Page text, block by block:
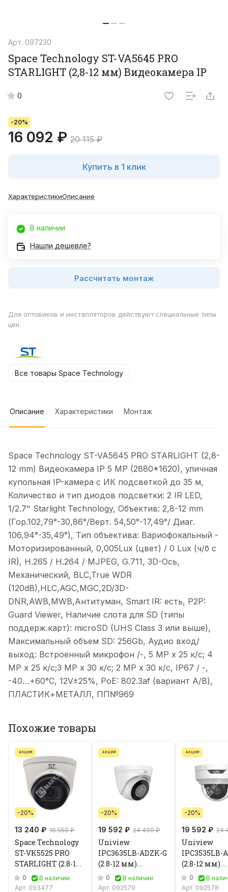
Арт. 097230
Space Technology ST-VA5645 PRO
STARLIGHT (2,8-12 мм) Видеокамера IP
0
-20%
16 092 ₽ 20 115 ₽
Купить в 1 клик
ХарактеристикиОписание
В наличии
Нашли дешевле?
Рассчитать монтаж
Для оптовиков и инсталляторов действуют специальные типы
цен.
Все товары Space Technology
Описание Характеристики Монтаж
Space Technology ST-VA5645 PRO STARLIGHT (2,8-
12 mm) Видеокамера IP 5 MP (2880*1620), уличная
купольная IP-камера с ИК подсветкой до 35 м,
Количество и тип диодов подсветки: 2 IR LED,
1/2.7" Starlight Technology, Объектив: 2,8-12 mm
(Гор.102,79°-30,86°/Верт. 54,50°-17,49°/ Диаг.
106,94°-35,49°), Тип объектива: Вариофокальный -
Моторизированный, 0,005Lux (цвет) / 0 Lux (ч/б c
IR), H.265 / H.264 / MJPEG, G.711, 3D-Ось,
Механический, BLC,True WDR
(120dB),HLC,AGC,MGC,2D/3D-
DNR,AWB,MWB,Антитуман, Smart IR: есть, P2P:
Guard Viewer, Наличие слота для SD (типы
поддерж.карт): microSD (UHS Class 3 или выше),
Максимальный объем SD: 256Gb, Аудио вход/
выход: Встроенный микрофон /-, 5 MP x 25 к/с; 4
MP x 25 к/с;3 MP x 30 к/с; 2 MP x 30 к/с, IP67 / -,
-40…+60°С, 12V±25%, PoE: 802.3af (вариант А/В),
ПЛАСТИК+МЕТАЛЛ, ПП№969
Похожие товары
АКЦИЯ
-20%
13 240 ₽ 16 550 ₽
Space Technology
ST-VK5525 PRO
STARLIGHT (2.8-12
мм) Видеокамера
IP
0
В наличии
Арт. 093477
АКЦИЯ
-20%
19 592 ₽ 24 490 ₽
Uniview
IPC3635LB-ADZK-G
(2.8-12 мм)
Видеокамера IP
0
В наличии
Арт. 092579
АКЦИЯ
-20%
19 592 ₽ 24
Uniview
IPC3535LB-
(2.8-12 мм)
0
В
Арт. 092578